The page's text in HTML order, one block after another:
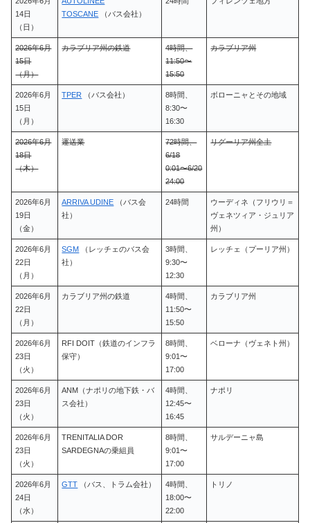
14日
（日）
TOSCANE
（バス会社）
2026年6月
15日
（月）
カラブリア州の鉄道
4時間、
11:50〜
15:50
カラブリア州
2026年6月
15日
（月）
TPER （バス会社）
8時間、
8:30〜
16:30
ボローニャとその地域
2026年6月
18日
（木）
運送業
72時間、
6/18
0:01〜6/20
24:00
リグーリア州全土
2026年6月
19日
（金）
ARRIVA UDINE
（バス会
社）
24時間
ウーディネ（フリウリ＝
ヴェネツィア・ジュリア
州）
2026年6月
22日
（月）
SGM
（レッチェのバス会
社）
3時間、
9:30〜
12:30
レッチェ（プーリア州）
2026年6月
22日
（月）
カラブリア州の鉄道
4時間、
11:50〜
15:50
カラブリア州
2026年6月
23日
（火）
RFI DOIT（鉄道のインフラ
保守）
8時間、
9:01〜
17:00
ベローナ（ヴェネト州）
2026年6月
23日
（火）
ANM（ナポリの地下鉄・バ
ス会社）
4時間、
12:45〜
16:45
ナポリ
2026年6月
23日
（火）
TRENITALIA DOR
SARDEGNAの乗組員
8時間、
9:01〜
17:00
サルデーニャ島
2026年6月
24日
（水）
GTT （バス、トラム会社）
4時間、
18:00〜
22:00
トリノ